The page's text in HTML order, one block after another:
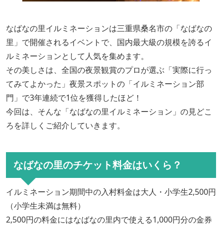
なばなの里イルミネーションは三重県桑名市の「なばなの
里」で開催されるイベントで、国内最大級の規模を誇るイ
ルミネーションとして人気を集めます。
その美しさは、全国の夜景観賞のプロが選ぶ「実際に行っ
てみてよかった」夜景スポットの「イルミネーション部
門」で3年連続で1位を獲得したほど！
今回は、そんな「なばなの里イルミネーション」の見どこ
ろを詳しくご紹介していきます。
なばなの里のチケット料金はいくら？
イルミネーション期間中の入村料金は大人・小学生2,500円
（小学生未満は無料）
2,500円の料金にはなばなの里内で使える1,000円分の金券